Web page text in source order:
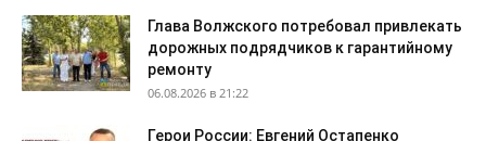
Глава Волжского потребовал привлекать
дорожных подрядчиков к гарантийному
ремонту
06.08.2026 в 21:22
Герои России: Евгений Остапенко